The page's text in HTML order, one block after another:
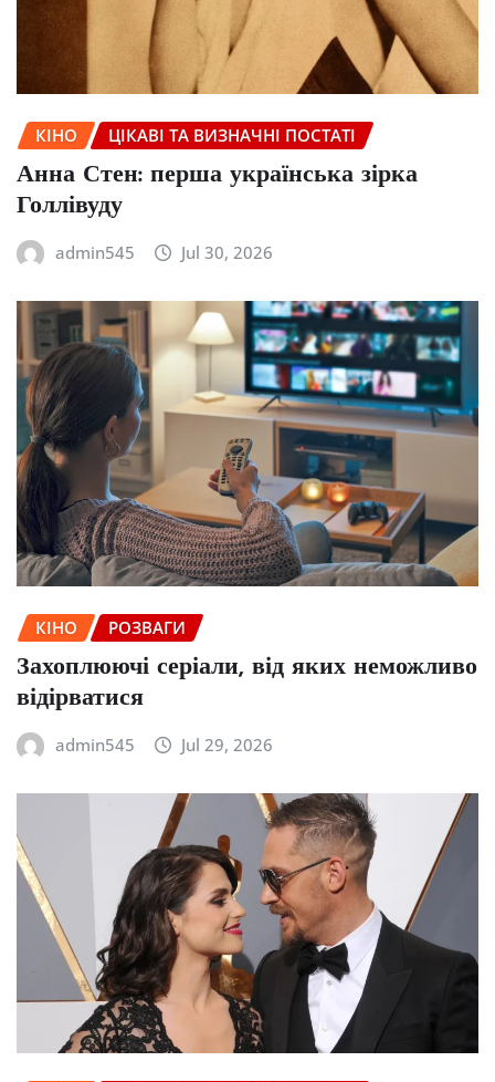
КІНО ЦІКАВІ ТА ВИЗНАЧНІ ПОСТАТІ
Анна Стен: перша українська зірка
Голлівуду
admin545 Jul 30, 2026
КІНО РОЗВАГИ
Захоплюючі серіали, від яких неможливо
відірватися
admin545 Jul 29, 2026